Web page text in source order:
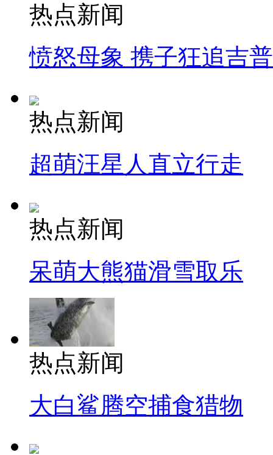
热点新闻
愤怒母象 携子狂追吉
热点新闻
超萌汪星人直立行走
热点新闻
呆萌大熊猫滑雪取乐
热点新闻
大白鲨腾空捕食猎物